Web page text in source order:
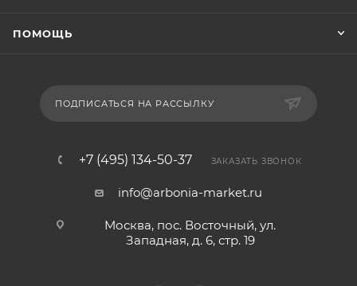
ПОМОЩЬ
ПОДПИСАТЬСЯ НА РАССЫЛКУ
+7 (495) 134-50-37 ЗАКАЗАТЬ ЗВОНОК
info@arbonia-market.ru
Москва, пос. Восточный, ул.
Западная, д. 6, стр. 19